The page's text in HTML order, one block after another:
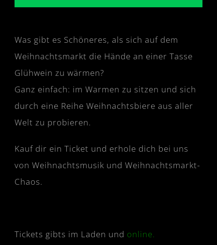
Was gibt es Schöneres, als sich auf dem
Weihnachtsmarkt die Hände an einer Tasse
Glühwein zu wärmen?
Ganz einfach: im Warmen zu sitzen und sich
durch eine Reihe Weihnachtsbiere aus aller
Welt zu probieren.
Kauf dir ein Ticket und erhole dich bei uns
von Weihnachtsmusik und Weihnachtsmarkt-
Chaos.
Tickets gibts im Laden und online.